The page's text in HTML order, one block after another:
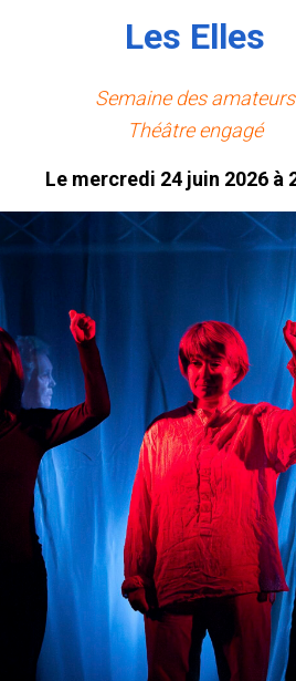
Les Elles
Semaine des amateurs
Théâtre engagé
Le mercredi 24 juin 2026 à